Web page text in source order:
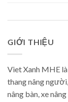
GIỚI THIỆU
Viet Xanh MHE
thang nâng
nâng bàn, xe